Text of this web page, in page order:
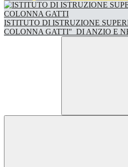
ISTITUTO DI ISTRUZIONE
COLONNA GATTI" DI ANZIO E